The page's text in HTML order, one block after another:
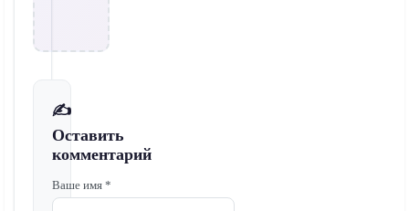
✍️
Оставить
комментарий
Ваше имя *